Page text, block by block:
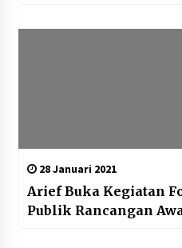
28 Januari 2021
Arief Buka Kegiatan
Publik Rancangan